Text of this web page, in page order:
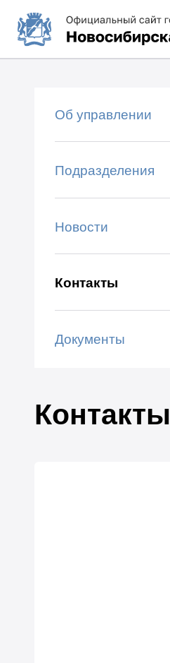
Об управлении
Подразделения
Новости
Контакты
Документы
Контакты